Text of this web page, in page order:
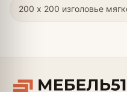
200 х 200 изголовье